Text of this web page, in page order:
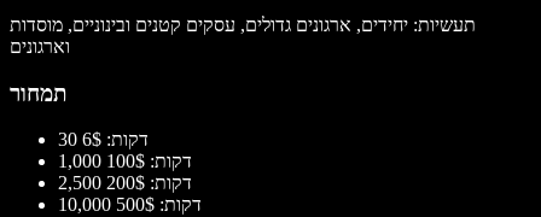
תעשיות: יחידים, ארגונים גדולים, עסקים קטנים ובינוניים, מוסדות
וארגונים
תמחור
30 דקות: 6$
1,000 דקות: 100$
2,500 דקות: 200$
10,000 דקות: 500$